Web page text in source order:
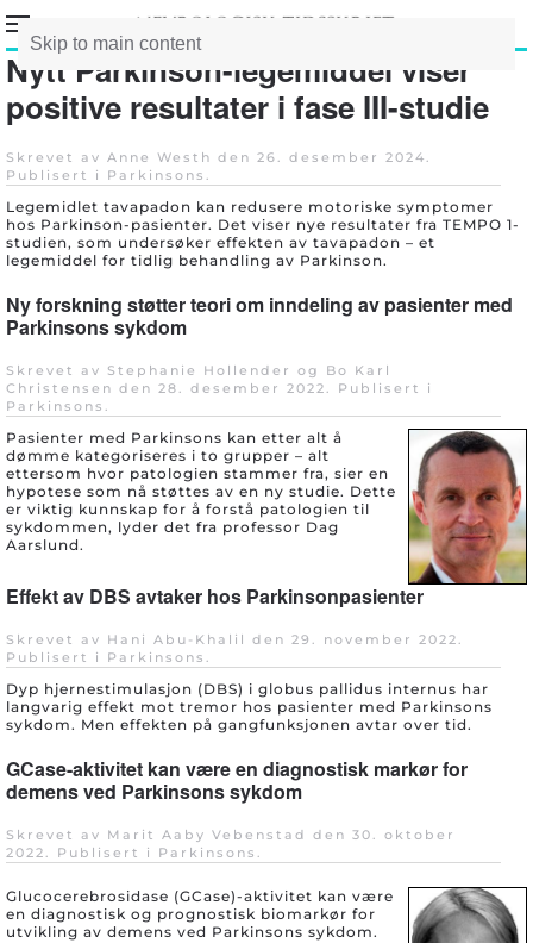
Skip to main content
Nytt Parkinson-legemiddel viser
positive resultater i fase III-studie
Skrevet av Anne Westh den 26. desember 2024.
Publisert i Parkinsons .
Legemidlet tavapadon kan redusere motoriske symptomer
hos Parkinson-pasienter. Det viser nye resultater fra TEMPO 1-
studien, som undersøker effekten av tavapadon – et
legemiddel for tidlig behandling av Parkinson.
Ny forskning støtter teori om inndeling av pasienter med
Parkinsons sykdom
Skrevet av Stephanie Hollender og Bo Karl
Christensen den 28. desember 2022. Publisert i
Parkinsons .
Pasienter med Parkinsons kan etter alt å
dømme kategoriseres i to grupper – alt
ettersom hvor patologien stammer fra, sier en
hypotese som nå støttes av en ny studie. Dette
er viktig kunnskap for å forstå patologien til
sykdommen, lyder det fra professor Dag
Aarslund.
Effekt av DBS avtaker hos Parkinsonpasienter
Skrevet av Hani Abu-Khalil den 29. november 2022.
Publisert i Parkinsons .
Dyp hjernestimulasjon (DBS) i globus pallidus internus har
langvarig effekt mot tremor hos pasienter med Parkinsons
sykdom. Men effekten på gangfunksjonen avtar over tid.
GCase-aktivitet kan være en diagnostisk markør for
demens ved Parkinsons sykdom
Skrevet av Marit Aaby Vebenstad den 30. oktober
2022. Publisert i Parkinsons .
Glucocerebrosidase (GCase)-aktivitet kan være
en diagnostisk og prognostisk biomarkør for
utvikling av demens ved Parkinsons sykdom.